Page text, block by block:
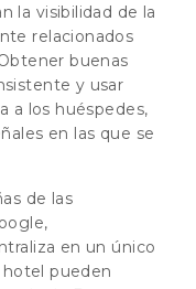
la visibilidad de la
relacionados
buenas
y usar
a los huéspedes,
en las que se
de las
en un único
hotel pueden